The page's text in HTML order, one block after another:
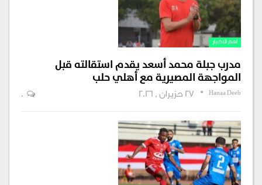
اهم الاخبار
مدرب جبلة محمد أسعد يقدم استقالته قبل
المواجهة المصيرية مع أهلي حلب
Hanaa Deeb 27 حزيران , 2026 0